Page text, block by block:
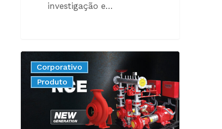
investigação e…
NOVA
GERAÇÃO
BOMBAS
NORMALIZADAS
Corporativo
New
Produto